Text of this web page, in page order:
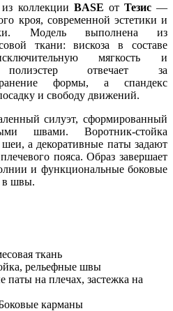
из коллекции BASE от Тезис—
кроя, современной эстетики и
Модель выполнена из
ткани: вискоза в составе
мягкость и
полиэстер отвечает за
формы, а спандекс
и свободу движений.
силуэт, сформированный
швами. Воротник-стойка
а декоративные паты задают
пояса. Образ завершает
и функциональные боковые
в швы.
ткань
рельефные швы
паты на плечах, застежка на
карманы